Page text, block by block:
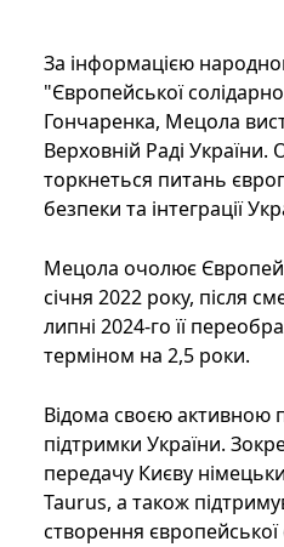
За інформацією
"Європейської
Гончаренка, Мецола
Верховній Раді України.
торкнеться питань
безпеки та інтеграції
Мецола очолює
січня 2022 року, після
липні 2024-го її
терміном на 2,5 роки.
Відома своєю активною
підтримки України.
передачу Києву
Taurus, а також
створення європейської